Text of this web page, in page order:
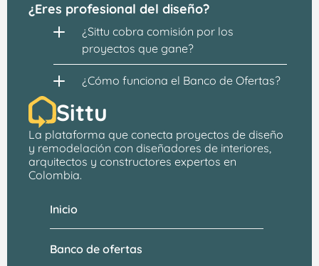
¿Eres profesional del diseño?
¿Sittu cobra comisión por los
proyectos que gane?
¿Cómo funciona el Banco de Ofertas?
Sittu
La plataforma que conecta proyectos de diseño
y remodelación con diseñadores de interiores,
arquitectos y constructores expertos en
Colombia.
Banco de ofertas
Inicio